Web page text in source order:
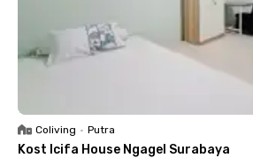
Coliving • Putra
Kost Icifa House Ngagel Surabaya